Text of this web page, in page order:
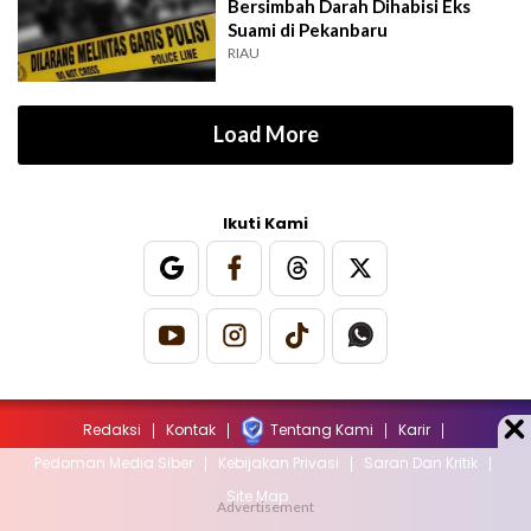
Bersimbah Darah Dihabisi Eks
Suami di Pekanbaru
RIAU
Load More
Ikuti Kami
Redaksi Kontak Tentang Kami
Karir
Pedoman Media Siber
Kebijakan Privasi
Saran Dan Kritik
Site Map